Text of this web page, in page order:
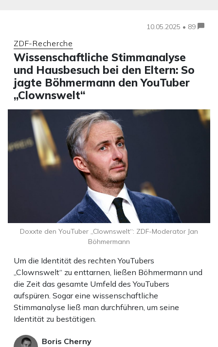
10.05.2025 • 89
ZDF-Recherche
Wissenschaftliche Stimmanalyse
und Hausbesuch bei den Eltern: So
jagte Böhmermann den YouTuber
„Clownswelt“
Um die Identität des rechten YouTubers
„Clownswelt“ zu enttarnen, ließen Böhmermann und
die Zeit das gesamte Umfeld des YouTubers
aufspüren. Sogar eine wissenschaftliche
Stimmanalyse ließ man durchführen, um seine
Identität zu bestätigen.
Boris Cherny
Doxxte den YouTuber „Clownswelt“: ZDF-Moderator Jan
Böhmermann